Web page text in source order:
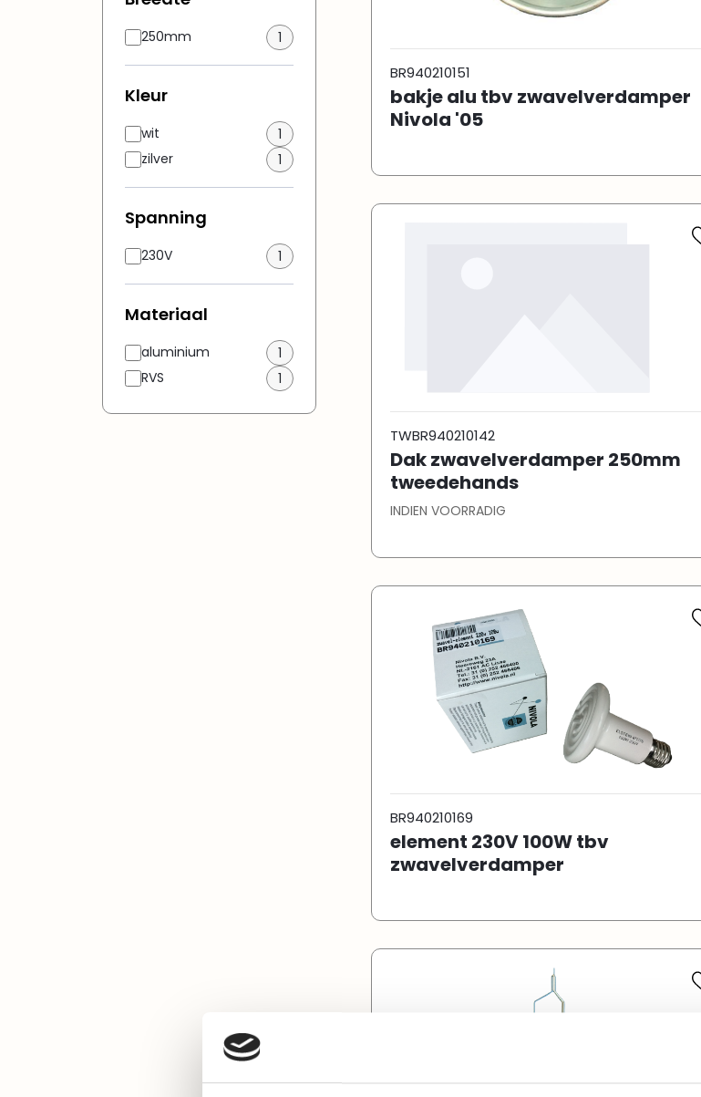
250mm 1
Kleur
wit
1
zilver
1
Spanning
230V 1
Materiaal
aluminium
1
RVS
1
BR940210151
bakje alu tbv zwavelverdamper
Nivola '05
TWBR940210142
Dak zwavelverdamper 250mm
tweedehands
INDIEN VOORRADIG
BR940210169
element 230V 100W tbv
zwavelverdamper